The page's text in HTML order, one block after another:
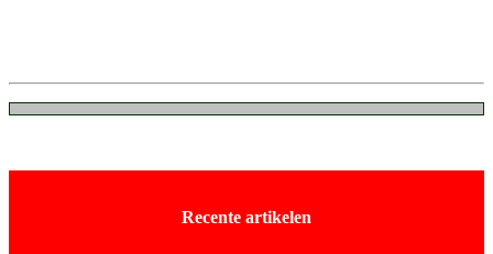
Recente artikelen